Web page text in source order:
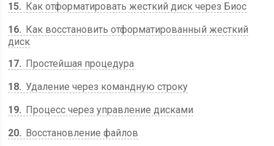
15
Как отформатировать жесткий диск через Биос
16
Как восстановить отформатированный жесткий
диск
17
Простейшая процедура
18 Удаление через командную строку
19
Процесс через управление дисками
20
Восстановление файлов